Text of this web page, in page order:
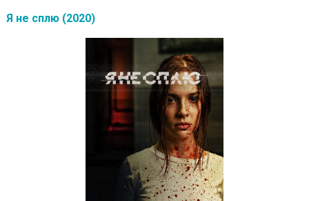
Я не сплю (2020)